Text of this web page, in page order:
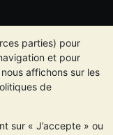
parties) pour
et pour
affichons sur les
de
sur « J’accepte » ou